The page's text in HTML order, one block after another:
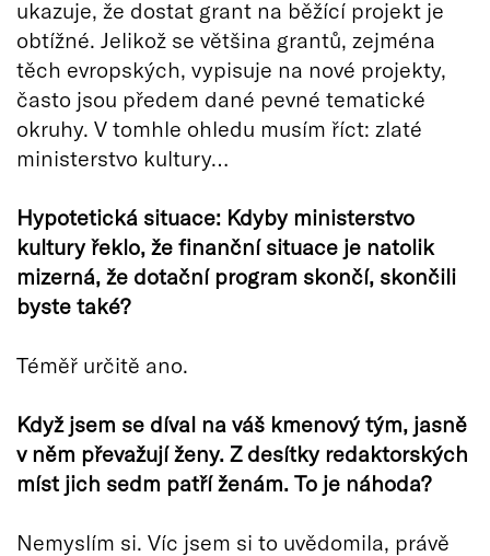
ukazuje, že dostat grant na běžící projekt je
obtížné. Jelikož se většina grantů, zejména
těch evropských, vypisuje na nové projekty,
často jsou předem dané pevné tematické
okruhy. V tomhle ohledu musím říct: zlaté
ministerstvo kultury…
Hypotetická situace: Kdyby ministerstvo
kultury řeklo, že finanční situace je natolik
mizerná, že dotační program skončí, skončili
byste také?
Téměř určitě ano.
Když jsem se díval na váš kmenový tým, jasně
v něm převažují ženy. Z desítky redaktorských
míst jich sedm patří ženám. To je náhoda?
Nemyslím si. Víc jsem si to uvědomila, právě